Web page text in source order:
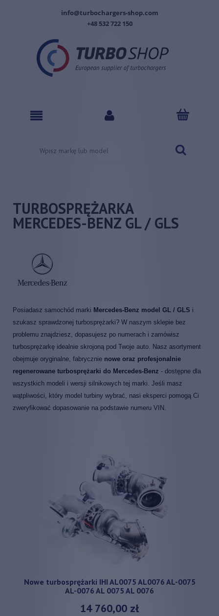
info@turbochargers-shop.com
+48 532 722 150
TURBOSPRĘŻARKA
MERCEDES-BENZ GL / GLS
Posiadasz samochód marki Mercedes-Benz model GL / GLS i
szukasz sprawdzonej turbosprężarki? W naszym sklepie bez
problemu znajdziesz, dopasujesz po numerach i zamówisz
turbosprężarkę idealnie skrojoną pod Twoje auto. Nasz asortyment
obejmuje oryginalne, fabrycznie nowe oraz profesjonalnie
regenerowane turbosprężarki do Mercedes-Benz - dostępne dla
wszystkich modeli i wersji silnikowych tej marki. Jeśli masz
wątpliwości, który model turbiny wybrać, nasi eksperci pomogą Ci
zweryfikować dopasowanie na podstawie numeru VIN.
Nowe turbosprężarki IHI AL0075 AL0076 AL-0075
AL-0076 AL 0075 AL 0076
14 760,00 zł